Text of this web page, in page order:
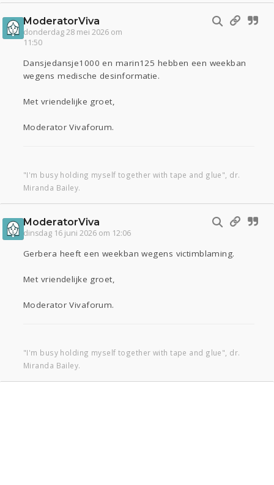
ModeratorViva
donderdag 28 mei 2026 om
11:50
Dansjedansje1000 en marin125 hebben een weekban
wegens medische desinformatie.
Met vriendelijke groet,
Moderator Vivaforum.
"I'm busy holding myself together with tape and glue", dr.
Miranda Bailey.
ModeratorViva
dinsdag 16 juni 2026 om 12:06
Gerbera heeft een weekban wegens victimblaming.
Met vriendelijke groet,
Moderator Vivaforum.
"I'm busy holding myself together with tape and glue", dr.
Miranda Bailey.